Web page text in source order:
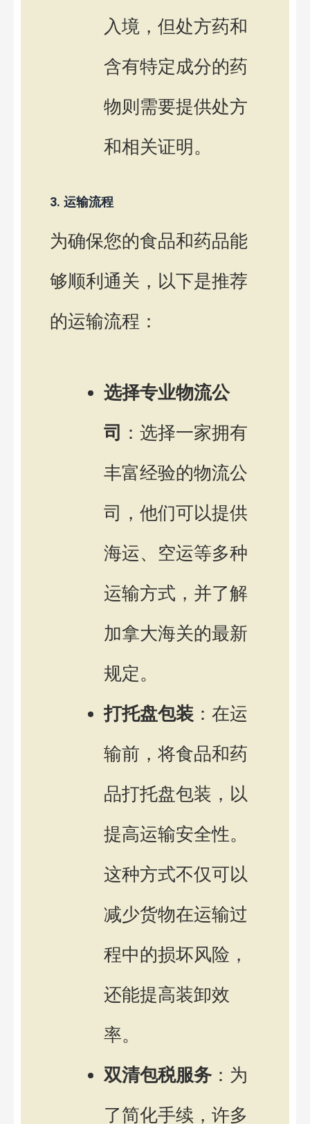
入境，但处方药和
含有特定成分的药
物则需要提供处方
和相关证明。
3. 运输流程
为确保您的食品和药品能
够顺利通关，以下是推荐
的运输流程：
选择专业物流公
司 ：选择一家拥有
丰富经验的物流公
司，他们可以提供
海运、空运等多种
运输方式，并了解
加拿大海关的最新
规定。
打托盘包装 ：在运
输前，将食品和药
品打托盘包装，以
提高运输安全性。
这种方式不仅可以
减少货物在运输过
程中的损坏风险，
还能提高装卸效
率。
双清包税服务 ：为
了简化手续，许多